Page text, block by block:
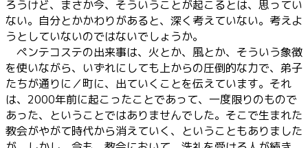
ろうけど、まさか今、そういうことが起こるとは、思ってい
ない。自分とかかわりがあると、深く考えていない。考えよ
うとしていないのではないでしょうか。
ペンテコステの出来事は、火とか、風とか、そういう象徴
を使いながら、いずれにしても上からの圧倒的な力で、弟子
たちが通りに／町に、出ていくことを伝えています。それ
は、2000年前に起こったことであって、一度限りのもので
あった、ということではありませんでした。そこで生まれた
教会がやがて時代から消えていく、ということもありました